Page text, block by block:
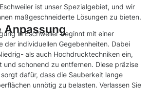
ist unser Spezialgebiet, und wir
maßgeschneiderte Lösungen zu bieten.
Anpassung
in Eschweiler beginnt mit einer
der individuellen Gegebenheiten. Dabei
als auch Hochdrucktechniken ein,
und schonend zu entfernen. Diese präzise
dafür, dass die Sauberkeit lange
unnötig zu belasten. Verlassen Sie